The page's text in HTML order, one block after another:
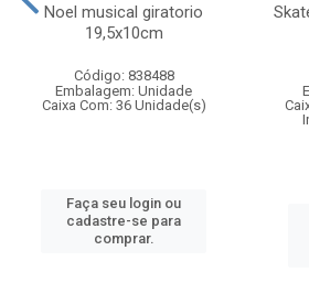
Noel musical giratorio
19,5x10cm
Código: 838488
Embalagem: Unidade
Caixa Com: 36 Unidade(s)
Faça seu login ou
cadastre-se para
comprar.